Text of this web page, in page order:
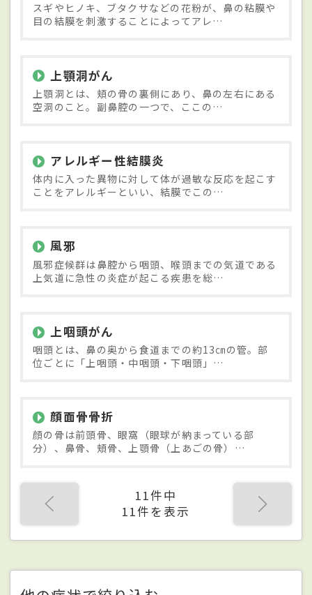
スギやヒノキ、ブタクサなどの花粉が、鼻の粘膜や
目の結膜を刺激することによってアレ…
上顎洞がん
上顎洞とは、頬の骨の裏側にあり、鼻の左右にある
空洞のこと。副鼻腔の一つで、ここの…
アレルギー性結膜炎
体内に入った異物に対して体が過敏な反応を起こす
ことをアレルギーといい、結膜でこの…
風邪
風邪症候群は鼻腔から咽頭、喉頭までの気道である
上気道に急性の炎症が起こる疾患を総…
上咽頭がん
咽頭とは、鼻の奥から食道までの約13㎝の管。部
位ごとに「上咽頭・中咽頭・下咽頭」…
顔面骨骨折
顔の骨は前頭骨、眼窩（眼球が納まっている部
分）、鼻骨、頬骨、上顎骨（上あごの骨）…
11件中
11件を表示